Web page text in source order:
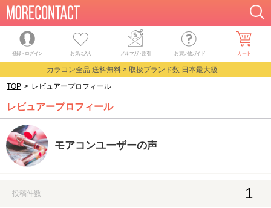
登録・ログイン お気に入り メルマガ・割引 お買い物ガイド カート
カラコン全品 送料無料 × 取扱ブランド数 日本最大級
TOP > レビュアープロフィール
レビュアープロフィール
モアコンユーザーの声
投稿件数 1